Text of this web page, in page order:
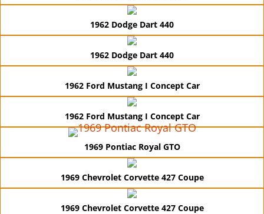
1962 Dodge Dart 440
1962 Dodge Dart 440
1962 Ford Mustang I Concept Car
1962 Ford Mustang I Concept Car
1969 Pontiac Royal GTO
1969 Chevrolet Corvette 427 Coupe
1969 Chevrolet Corvette 427 Coupe